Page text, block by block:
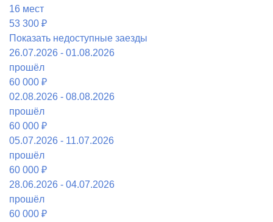
16 мест
53 300 ₽
Показать недоступные заезды
26.07.2026 - 01.08.2026
прошёл
60 000 ₽
02.08.2026 - 08.08.2026
прошёл
60 000 ₽
05.07.2026 - 11.07.2026
прошёл
60 000 ₽
28.06.2026 - 04.07.2026
прошёл
60 000 ₽